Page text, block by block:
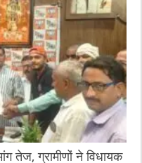
तेज, ग्रामीणों ने विधायक